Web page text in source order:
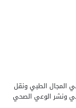
المجال الطبي ونقل
ونشر الوعي الصحي